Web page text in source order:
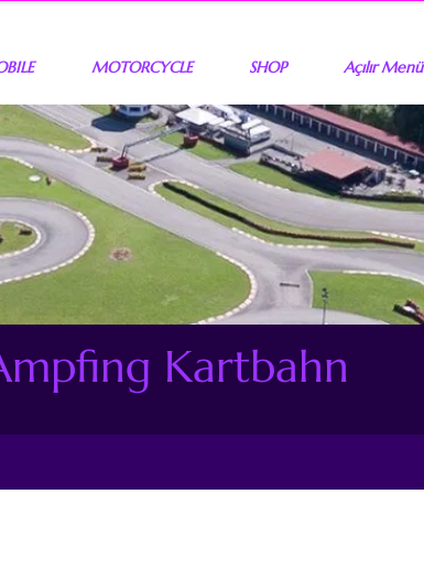
MOTORCYCLE SHOP Açılır Menü
Kartbahn